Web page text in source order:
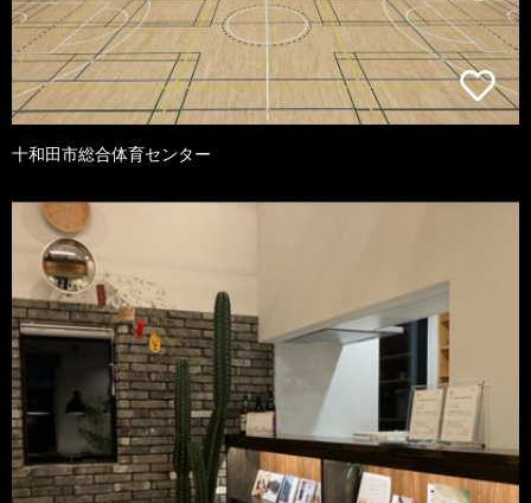
十和田市総合体育センター